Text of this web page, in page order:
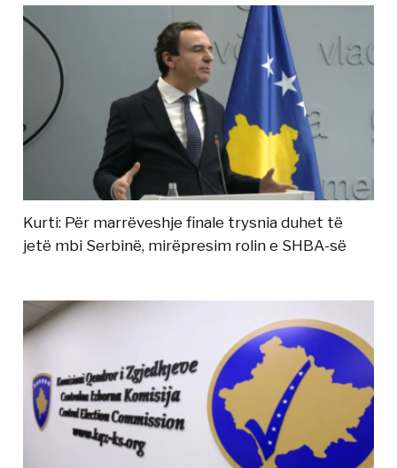
Kurti: Për marrëveshje finale trysnia duhet të
jetë mbi Serbinë, mirëpresim rolin e SHBA-së